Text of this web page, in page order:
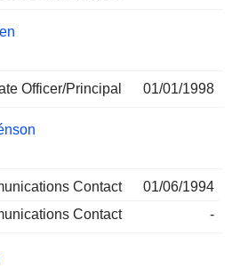
Officer/Principal 01/01/1998
Contact
01/06/1994
Contact
-